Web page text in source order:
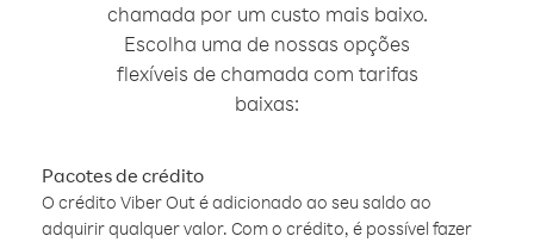
chamada por um custo mais baixo.
Escolha uma de nossas opções
flexíveis de chamada com tarifas
baixas:
Pacotes de crédito
O crédito Viber Out é adicionado ao seu saldo ao
adquirir qualquer valor. Com o crédito, é possível fazer